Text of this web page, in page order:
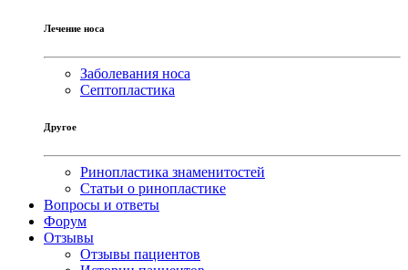
Лечение носа
Заболевания носа
Септопластика
Другое
Ринопластика знаменитостей
Статьи о ринопластике
Вопросы и ответы
Форум
Отзывы
Отзывы пациентов